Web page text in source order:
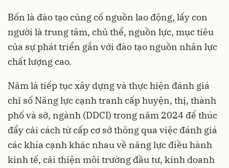
Bốn là đào tạo củng cố nguồn lao động, lấy con
người là trung tâm, chủ thể, nguồn lực, mục tiêu
của sự phát triển gắn với đào tạo nguồn nhân lực
chất lượng cao.
Năm là tiếp tục xây dựng và thực hiện đánh giá
chỉ số Năng lực cạnh tranh cấp huyện, thị, thành
phố và sở, ngành (DDCI) trong năm 2024 để thúc
đẩy cải cách từ cấp cơ sở thông qua việc đánh giá
các khía cạnh khác nhau về năng lực điều hành
kinh tế, cải thiện môi trường đầu tư, kinh doanh